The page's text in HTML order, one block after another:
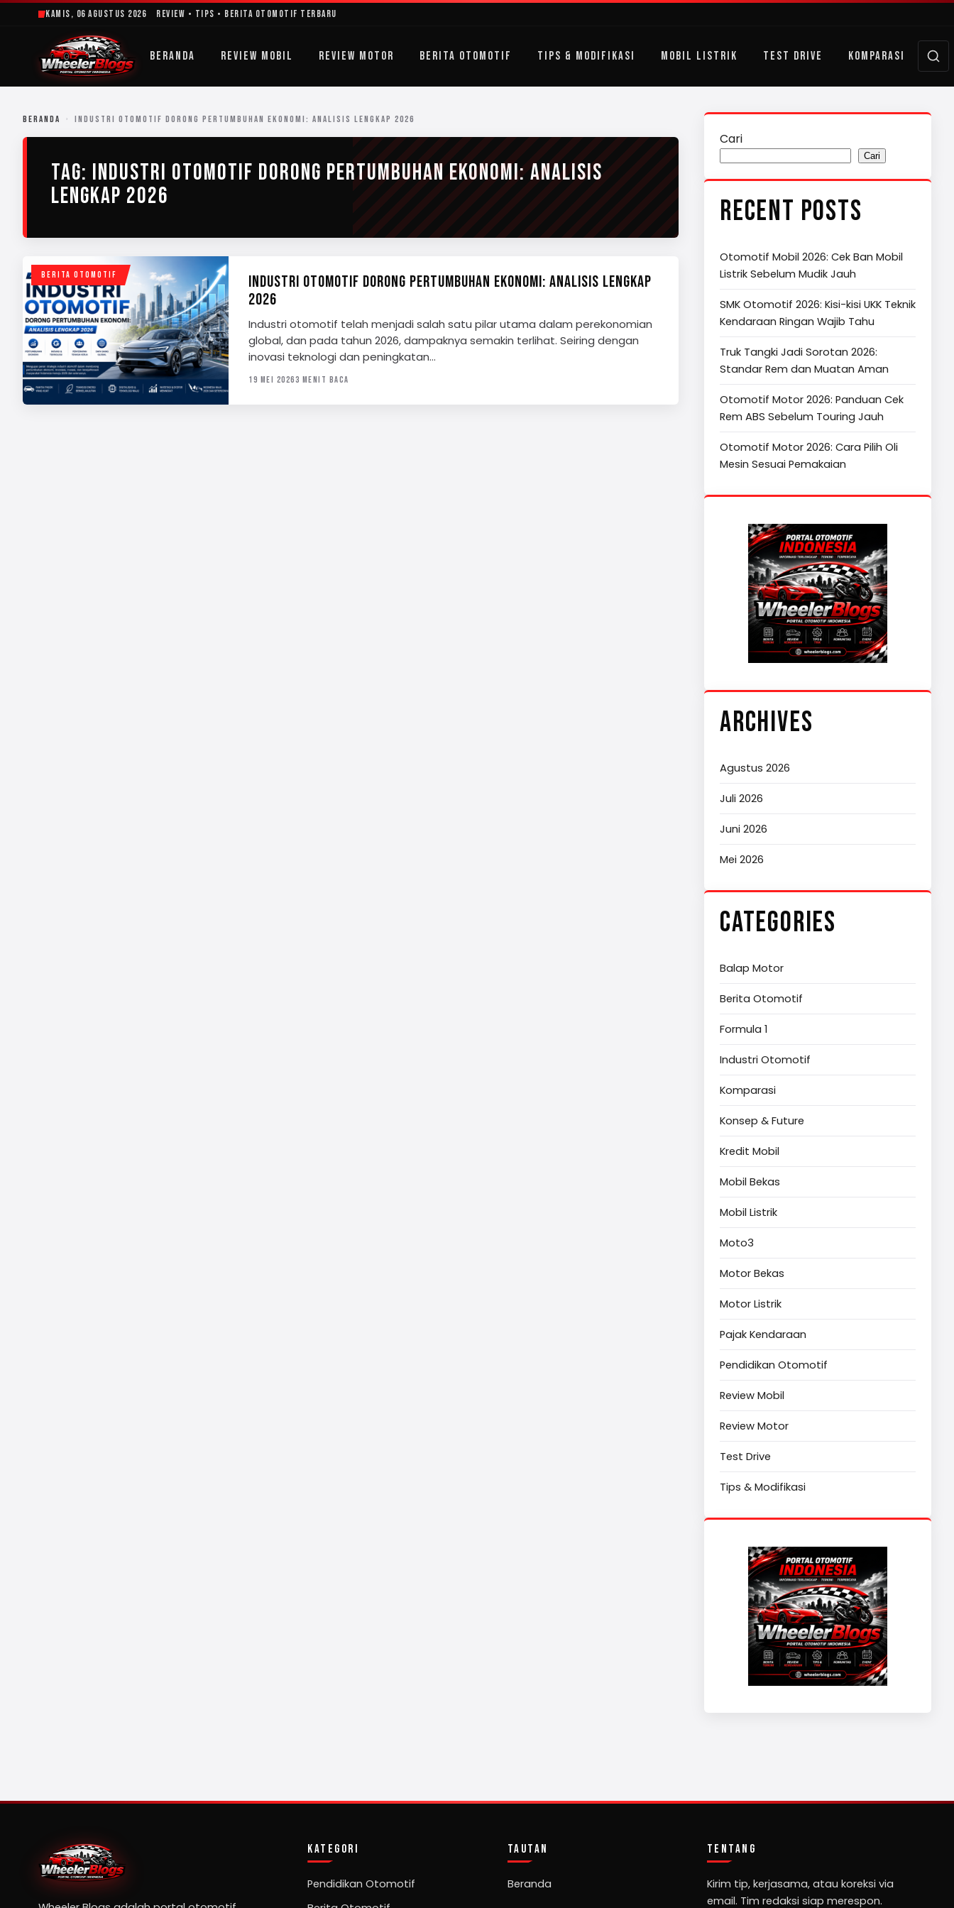
Lewati
Kamis, 06 Agustus 2026 Review • Tips • Berita Otomotif Terbaru
BERANDA REVIEW MOBIL REVIEW MOTOR BERITA OTOMOTIF TIPS & MODIFIKASI MOBIL LISTRIK TEST DRIVE KOMPARASI
BERANDA › INDUSTRI OTOMOTIF DORONG PERTUMBUHAN EKONOMI: ANALISIS LENGKAP 2026
TAG: INDUSTRI OTOMOTIF DORONG PERTUMBUHAN EKONOMI: ANALISIS
LENGKAP 2026
BERITA OTOMOTIF
INDUSTRI OTOMOTIF DORONG PERTUMBUHAN EKONOMI: ANALISIS LENGKAP
2026
Industri otomotif telah menjadi salah satu pilar utama dalam perekonomian
global, dan pada tahun 2026, dampaknya semakin terlihat. Seiring dengan
inovasi teknologi dan peningkatan…
19 MEI 20263 MENIT BACA
Cari
Cari
RECENT POSTS
Otomotif Mobil 2026: Cek Ban Mobil
Listrik Sebelum Mudik Jauh
SMK Otomotif 2026: Kisi-kisi UKK Teknik
Kendaraan Ringan Wajib Tahu
Truk Tangki Jadi Sorotan 2026:
Standar Rem dan Muatan Aman
Otomotif Motor 2026: Panduan Cek
Rem ABS Sebelum Touring Jauh
Otomotif Motor 2026: Cara Pilih Oli
Mesin Sesuai Pemakaian
ARCHIVES
Agustus 2026
Juli 2026
Juni 2026
Mei 2026
CATEGORIES
Balap Motor
Berita Otomotif
Formula 1
Industri Otomotif
Komparasi
Konsep & Future
Kredit Mobil
Mobil Bekas
Mobil Listrik
Moto3
Motor Bekas
Motor Listrik
Pajak Kendaraan
Pendidikan Otomotif
Review Mobil
Review Motor
Test Drive
Tips & Modifikasi
KATEGORI
Pendidikan Otomotif
TAUTAN
Beranda
TENTANG
Kirim tip, kerjasama, atau koreksi via
email. Tim redaksi siap merespon.